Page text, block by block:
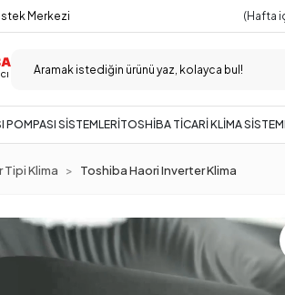
Merkezi (Hafta
POMPASI SİSTEMLERİTOSHİBA TİCARİ KLİMA
Tipi Klima Toshiba Haori Inverter Klima